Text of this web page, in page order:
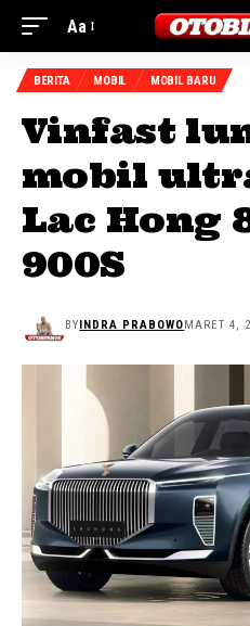
Aa
BERITA MOBIL MOBIL BARU
Vinfast
mobil
Lac Hong
900S
BYINDRA PRABOWOMARET 4,